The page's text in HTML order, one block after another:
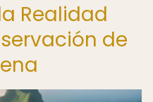
Realidad
de